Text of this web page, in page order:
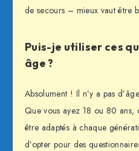
de secours – mieux vaut être
Puis-je utiliser ces
âge ?
Absolument ! Il n’y a pas
Que vous ayez 18 ou 80 ans,
être adaptés à chaque
d’opter pour des